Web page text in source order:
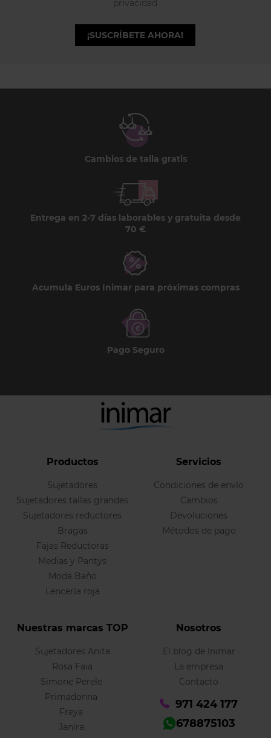
privacidad
¡SUSCRÍBETE AHORA!
Cambios de talla gratis
Entrega en 2-7 días laborables y gratuita desde
70 €
Acumula Euros Inimar para próximas compras
Pago Seguro
Productos
Sujetadores
Sujetadores tallas grandes
Sujetadores reductores
Bragas
Fajas Reductoras
Medias y Pantys
Moda Baño
Lencería roja
Servicios
Condiciones de envío
Cambios
Devoluciones
Métodos de pago
Nuestras marcas TOP
Sujetadores Anita
Rosa Faia
Simone Perele
Primadonna
Freya
Janira
Nosotros
El blog de Inimar
La empresa
Contacto
971 424 177
678875103